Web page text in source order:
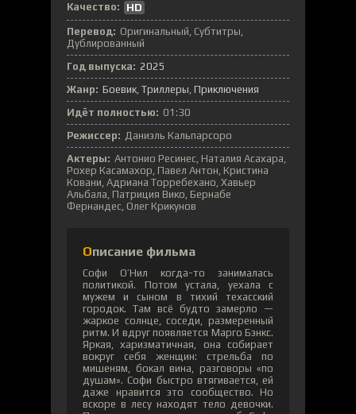
Качество:
HD
Перевод: Оригинальный, Субтитры,
Дублированный
Год выпуска: 2025
Жанр: Боевик, Триллеры, Приключения
Идёт полностью: 01:30
Режиссер: Даниэль Кальпарсоро
Актеры: Антонио Ресинес, Наталия Асахара,
Рохер Касамахор, Павел Антон, Кристина
Ковани, Адриана Торребехано, Хавьер
Альбала, Патриция Вико, Бернабе
Фернандес, Олег Крикунов
Описание фильма
Софи О’Нил когда-то занималась
политикой. Потом устала, уехала с
мужем и сыном в тихий техасский
городок. Там всё будто замерло —
жаркое солнце, соседи, размеренный
ритм. И вдруг появляется Марго Бэнкс.
Яркая, харизматичная, она собирает
вокруг себя женщин: стрельба по
мишеням, бокал вина, разговоры «по
душам». Софи быстро втягивается, ей
даже нравится это сообщество. Но
вскоре в лесу находят тело девочки.